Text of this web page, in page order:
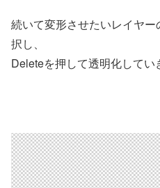
続いて変形させたいレイヤ
択し、
Deleteを押して透明化してい